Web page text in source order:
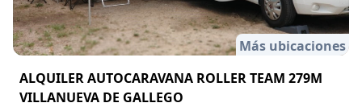
Más ubicaciones
ALQUILER AUTOCARAVANA ROLLER TEAM 279M
VILLANUEVA DE GALLEGO